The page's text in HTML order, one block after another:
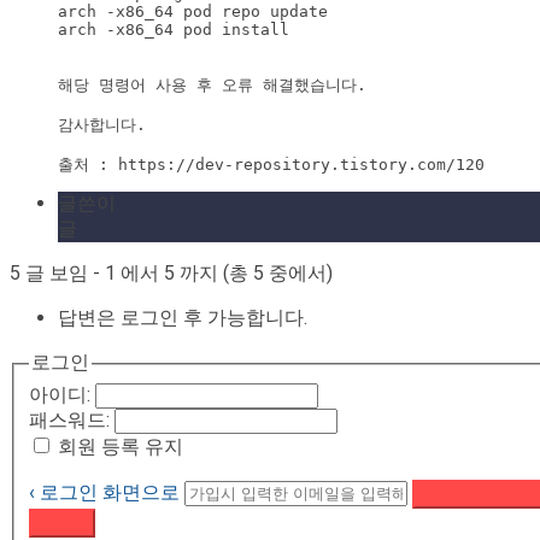
arch -x86_64 pod repo update
arch -x86_64 pod install
해당 명령어 사용 후 오류 해결했습니다.
감사합니다.
출처 : https://dev-repository.tistory.com/120
5 글 보임 - 1 에서 5 까지 (총 5 중에서)
답변은 로그인 후 가능합니다.
로그인
아이디:
패스워드:
회원 등록 유지
‹ 로그인 화면으로